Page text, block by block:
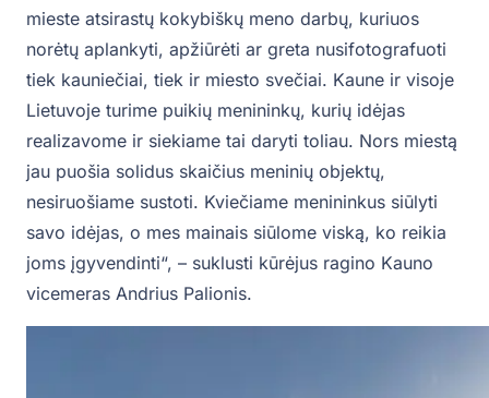
mieste atsirastų kokybiškų meno darbų, kuriuos
norėtų aplankyti, apžiūrėti ar greta nusifotografuoti
tiek kauniečiai, tiek ir miesto svečiai. Kaune ir visoje
Lietuvoje turime puikių menininkų, kurių idėjas
realizavome ir siekiame tai daryti toliau. Nors miestą
jau puošia solidus skaičius meninių objektų,
nesiruošiame sustoti. Kviečiame menininkus siūlyti
savo idėjas, o mes mainais siūlome viską, ko reikia
joms įgyvendinti“, – suklusti kūrėjus ragino Kauno
vicemeras Andrius Palionis.